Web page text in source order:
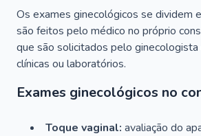
Os exames ginecológicos se dividem
são feitos pelo médico no próprio
que são solicitados pelo ginecologista
clínicas ou laboratórios.
Exames ginecológicos no
Toque vaginal: avaliação do